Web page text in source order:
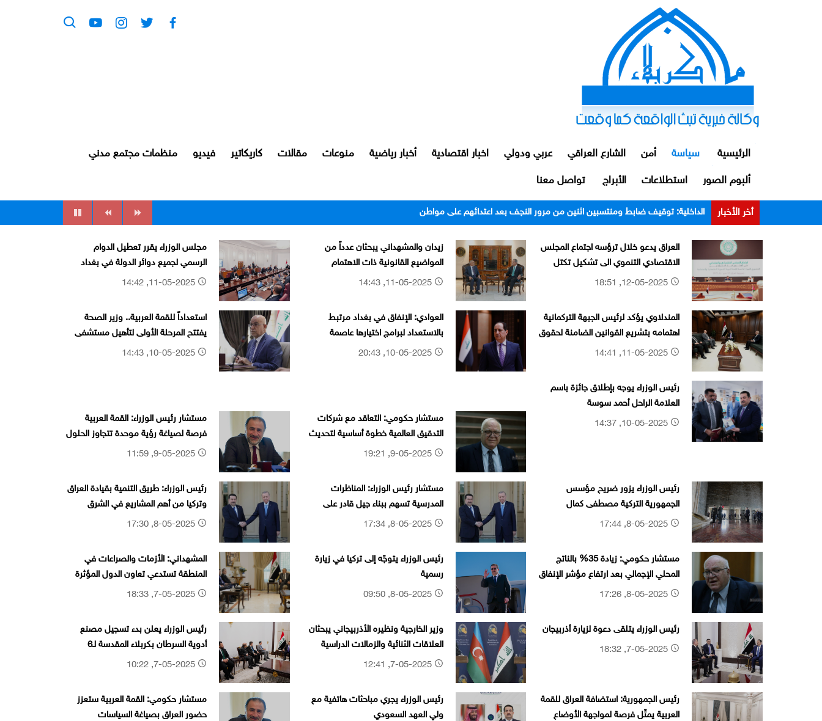
الرئيسية سياسة أمن الشارع العراقي عربي ودولي اخبار اقتصادية أخبار رياضية منوعات مقالات كاريكاتير فيديو منظمات مجتمع مدني
ألبوم الصور استطلاعات الأبراج تواصل معنا
أخر الأخبار الداخلية: توقيف ضابط ومنتسبين اثنين من مرور النجف بعد اعتدائهم على مواطن
العراق يدعو خلال ترؤسه اجتماع المجلس
الاقتصادي التنموي الى تشكيل تكتل
اقتصادي عربي
زيدان والمشهداني يبحثان عدداً من
المواضيع القانونية ذات الاهتمام
المشترك
11-05-2025, 14:43
مجلس الوزراء يقرر تعطيل الدوام
الرسمي لجميع دوائر الدولة في بغداد
يومي الخميس والأحد المقبلين
المندلاوي يؤكد لرئيس الجبهة التركمانية
اهتمامه بتشريع القوانين الضامنة لحقوق
جميع المكونات
العوادي: الإنفاق في بغداد مرتبط
بالاستعداد لبرامج اختيارها عاصمة
للسياحة العربية
10-05-2025, 20:43
استعداداً للقمة العربية.. وزير الصحة
يفتتح المرحلة الأولى لتأهيل مستشفى
ابن سينا ببغداد
رئيس الوزراء يوجه بإطلاق جائزة باسم
العلامة الراحل أحمد سوسة
مستشار حكومي: التعاقد مع شركات
التدقيق العالمية خطوة أساسية لتحديث
البنية الاقتصادية
9-05-2025, 19:21
مستشار رئيس الوزراء: القمة العربية
فرصة لصياغة رؤية موحدة تتجاوز الحلول
المرحلية
رئيس الوزراء يزور ضريح مؤسس
الجمهورية التركية مصطفى كمال
أتاتورك
مستشار رئيس الوزراء: المناظرات
المدرسية تسهم ببناء جيل قادر على
الحوار ومواجهة التحديات
8-05-2025, 17:34
رئيس الوزراء: طريق التنمية بقيادة العراق
وتركيا من أهم المشاريع في الشرق
الأوسط
مستشار حكومي: زيادة 35% بالناتج
المحلي الإجمالي بعد ارتفاع مؤشر الإنفاق
الاستثماري
رئيس الوزراء يتوجّه إلى تركيا في زيارة
رسمية
8-05-2025, 09:50
المشهداني: الأزمات والصراعات في
المنطقة تستدعي تعاون الدول المؤثرة
لإخمادها
رئيس الوزراء يتلقى دعوة لزيارة أذربيجان
وزير الخارجية ونظيره الأذربيجاني يبحثان
العلاقات الثنائية والزمالات الدراسية
7-05-2025, 12:41
رئيس الوزراء يعلن بدء تسجيل مصنع
أدوية السرطان بكربلاء المقدسة لـ6
علاجات جديدة
رئيس الجمهورية: استضافة العراق للقمة
العربية يمثّل فرصة لمواجهة الأوضاع
رئيس الوزراء يجري مباحثات هاتفية مع
ولي العهد السعودي
مستشار حكومي: القمة العربية ستعزز
حضور العراق بصياغة السياسات